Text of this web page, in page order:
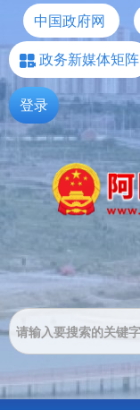
中国政府网
政务新媒体矩阵
登录